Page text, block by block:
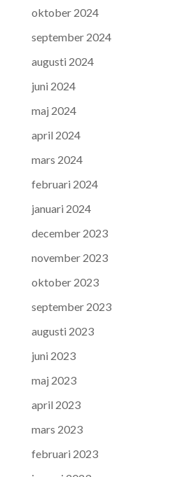
oktober 2024
september 2024
augusti 2024
juni 2024
maj 2024
april 2024
mars 2024
februari 2024
januari 2024
december 2023
november 2023
oktober 2023
september 2023
augusti 2023
juni 2023
maj 2023
april 2023
mars 2023
februari 2023